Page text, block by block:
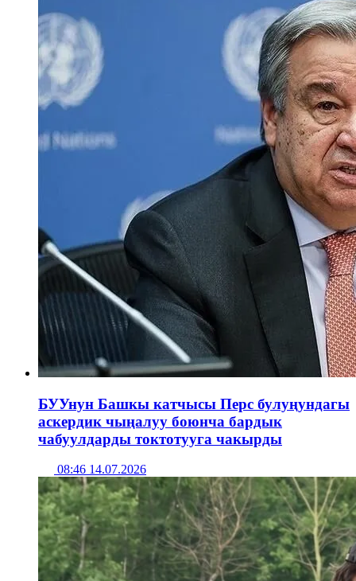
БУУнун Башкы катчысы Перс булуңундагы
аскердик чыңалуу боюнча бардык
чабуулдарды токтотууга чакырды
08:46 14.07.2026